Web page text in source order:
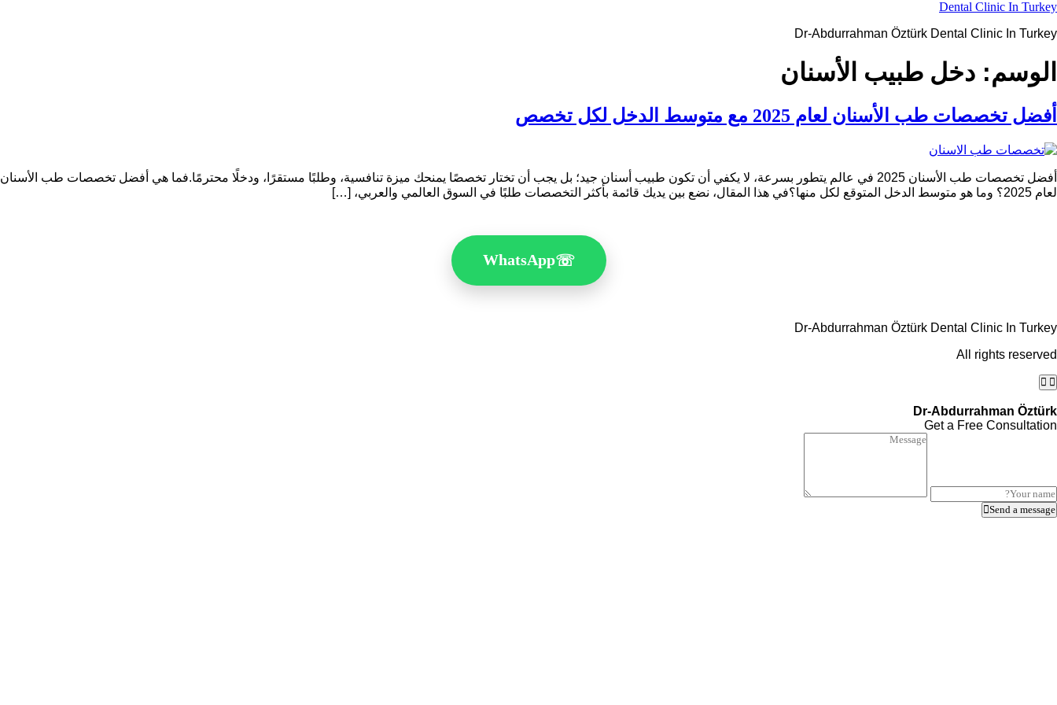
Skip
content
Dental Clinic In Turkey
Dr-Abdurrahman Öztürk Dental Clinic In Turkey
الوسم: دخل طبيب الأسنان
أفضل تخصصات طب الأسنان لعام 2025 مع متوسط الدخل لكل تخصص
أفضل تخصصات طب الأسنان 2025 في عالم يتطور بسرعة، لا يكفي أن تكون طبيب أسنان جيد؛ بل يجب أن تختار تخصصًا يمنحك ميزة تنافسية، وطلبًا مستقرًا، ودخلًا محترمًا.فما هي أفضل تخصصات طب الأسنان
لعام 2025؟ وما هو متوسط الدخل المتوقع لكل منها؟في هذا المقال، نضع بين يديك قائمة بأكثر التخصصات طلبًا في السوق العالمي والعربي، […]
☏
WhatsApp
Dr-Abdurrahman Öztürk Dental Clinic In Turkey
All rights reserved
Dr-Abdurrahman Öztürk
Get a Free Consultation
Send a message